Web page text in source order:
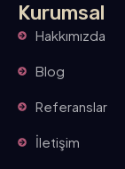
Kurumsal
Hakkımızda
Blog
Referanslar
İletişim